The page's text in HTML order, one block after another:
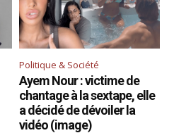
Politique & Société
Ayem Nour : victime de
chantage à la sextape, elle
a décidé de dévoiler la
vidéo (image)